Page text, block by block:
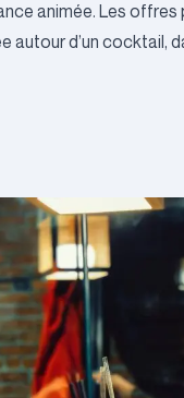
animée. Les offres
d’un cocktail,